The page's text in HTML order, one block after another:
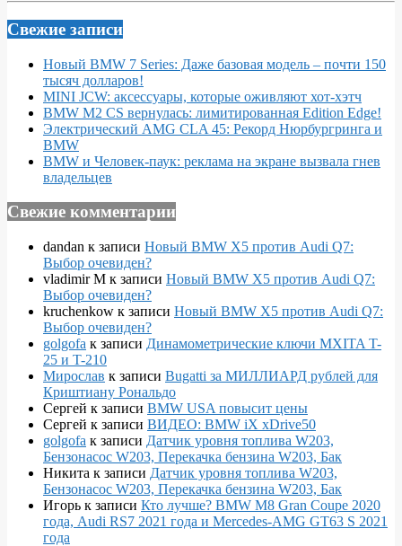
Свежие записи
Новый BMW 7 Series: Даже базовая модель – почти 150
тысяч долларов!
MINI JCW: аксессуары, которые оживляют хот-хэтч
BMW M2 CS вернулась: лимитированная Edition Edge!
Электрический AMG CLA 45: Рекорд Нюрбургринга и
BMW
BMW и Человек-паук: реклама на экране вызвала гнев
владельцев
Свежие комментарии
dandan к записи Новый BMW X5 против Audi Q7:
Выбор очевиден?
vladimir M к записи Новый BMW X5 против Audi Q7:
Выбор очевиден?
kruchenkow к записи Новый BMW X5 против Audi Q7:
Выбор очевиден?
golgofa к записи Динамометрические ключи MXITA T-
25 и T-210
Мирослав к записи Bugatti за МИЛЛИАРД рублей для
Криштиану Рональдо
Сергей к записи BMW USA повысит цены
Сергей к записи ВИДЕО: BMW iX xDrive50
golgofa к записи Датчик уровня топлива W203,
Бензонасос W203, Перекачка бензина W203, Бак
Никита к записи Датчик уровня топлива W203,
Бензонасос W203, Перекачка бензина W203, Бак
Игорь к записи Кто лучше? BMW M8 Gran Coupe 2020
года, Audi RS7 2021 года и Mercedes-AMG GT63 S 2021
года